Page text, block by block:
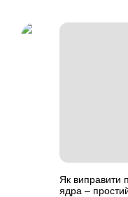
Як виправити
ядра –